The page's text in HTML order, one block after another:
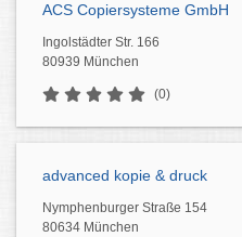
ACS Copiersysteme GmbH
Ingolstädter Str. 166
80939 München
(0)
advanced kopie & druck
Nymphenburger Straße 154
80634 München